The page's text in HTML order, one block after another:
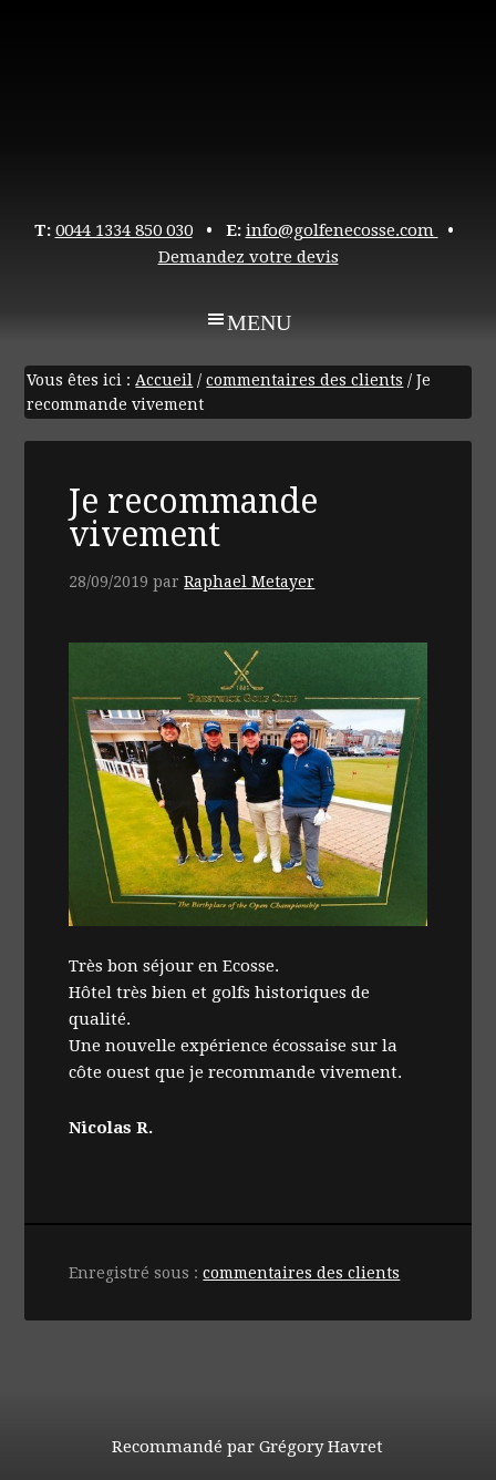
T: 0044 1334 850 030• E: info@golfenecosse.com
•
Demandez votre devis
Vous êtes ici :Accueil / commentaires des clients / Je
recommande vivement
Je recommande
vivement
28/09/2019 parRaphael Metayer
Très bon séjour en Ecosse.
Hôtel très bien et golfs historiques de
qualité.
Une nouvelle expérience écossaise sur la
côte ouest que je recommande vivement.
Nicolas R.
Enregistré sous :commentaires des clients
Recommandé par Grégory Havret